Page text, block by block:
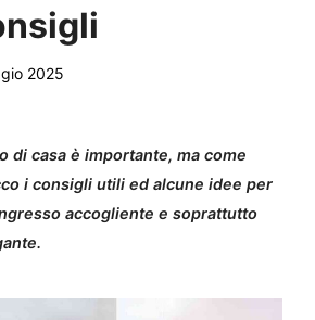
2025
di casa è importante, ma come
i consigli utili ed alcune idee per
accogliente e soprattutto